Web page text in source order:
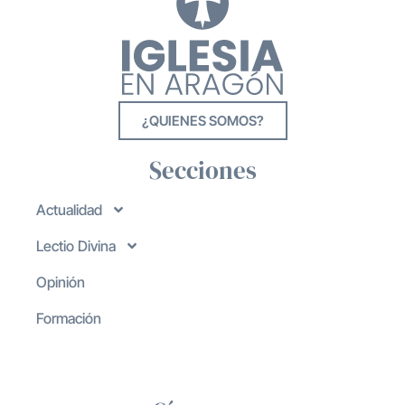
¿QUIENES SOMOS?
Secciones
Actualidad
Lectio Divina
Opinión
Formación